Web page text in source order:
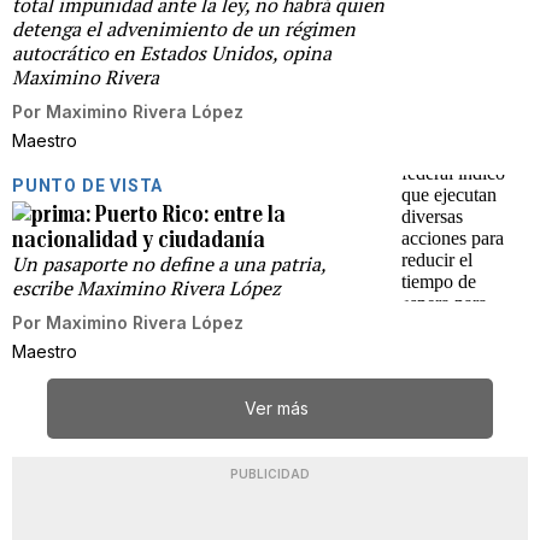
detenga el advenimiento de un régimen
autocrático en Estados Unidos, opina
Maximino Rivera
Por Maximino Rivera López
Maestro
PUNTO DE VISTA
Puerto Rico: entre la
nacionalidad y ciudadanía
Un pasaporte no define a una patria,
escribe Maximino Rivera López
Por Maximino Rivera López
Maestro
Ver más
PUBLICIDAD